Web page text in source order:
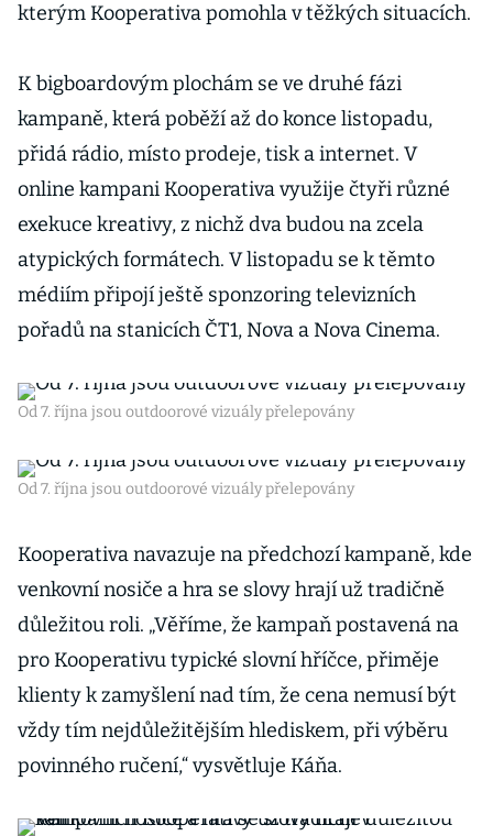
kterým Kooperativa pomohla v těžkých situacích.
K bigboardovým plochám se ve druhé fázi
kampaně, která poběží až do konce listopadu,
přidá rádio, místo prodeje, tisk a internet. V
online kampani Kooperativa využije čtyři různé
exekuce kreativy, z nichž dva budou na zcela
atypických formátech. V listopadu se k těmto
médiím připojí ještě sponzoring televizních
pořadů na stanicích ČT1, Nova a Nova Cinema.
Od 7. října jsou outdoorové vizuály přelepovány
Od 7. října jsou outdoorové vizuály přelepovány
Kooperativa navazuje na předchozí kampaně, kde
venkovní nosiče a hra se slovy hrají už tradičně
důležitou roli. „Věříme, že kampaň postavená na
pro Kooperativu typické slovní hříčce, přiměje
klienty k zamyšlení nad tím, že cena nemusí být
vždy tím nejdůležitějším hlediskem, při výběru
povinného ručení,“ vysvětluje Káňa.